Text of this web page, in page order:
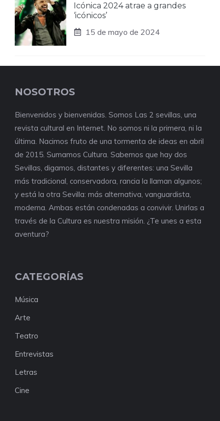
Icónica 2024 atrae a grandes
‘icónicos’
15 de mayo de 2024
NOSOTROS
Bienvenidos y bienvenidas. Somos Las 2 sevillas, una
revista cultural en Internet. No somos ni la primera, ni la
última. Nacimos fruto de una tormenta de ideas en abril
de 2015. Sumamos Cultura. Sabemos que hay dos
Sevillas, digamos, distantes y diferentes: una Sevilla
más tradicional, conservadora, rancia la llaman algunos;
y está la otra Sevilla: más alternativa, vanguardista,
moderna. Ambas están condenadas a convivir. Unirlas a
través de la Cultura es nuestra misión. ¿Te unes a esta
aventura?
CATEGORÍAS
Música
Arte
Teatro
Entrevistas
Letras
Cine